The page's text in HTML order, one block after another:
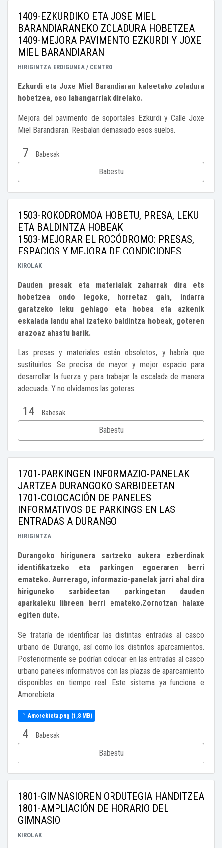
1409-EZKURDIKO ETA JOSE MIEL
BARANDIARANEKO ZOLADURA HOBETZEA
1409-MEJORA PAVIMENTO EZKURDI Y JOXE
MIEL BARANDIARAN
HIRIGINTZA ERDIGUNEA / CENTRO
Ezkurdi eta Joxe Miel Barandiaran kaleetako zoladura
hobetzea, oso labangarriak direlako.
Mejora del pavimento de soportales Ezkurdi y Calle Joxe
Miel Barandiaran. Resbalan demasiado esos suelos.
7 Babesak
Babestu
1503-ROKODROMOA HOBETU, PRESA, LEKU
ETA BALDINTZA HOBEAK
1503-MEJORAR EL ROCÓDROMO: PRESAS,
ESPACIOS Y MEJORA DE CONDICIONES
KIROLAK
Dauden presak eta materialak zaharrak dira ets
hobetzea ondo legoke, horretaz gain, indarra
garatzeko leku gehiago eta hobea eta azkenik
eskalada landu ahal izateko baldintza hobeak, goteren
arazoaz ahastu barik.
Las presas y materiales están obsoletos, y habría que
sustituirlos. Se precisa de mayor y mejor espacio para
desarrollar la fuerza y para trabajar la escalada de manera
adecuada. Y no olvidamos las goteras.
14 Babesak
Babestu
1701-PARKINGEN INFORMAZIO-PANELAK
JARTZEA DURANGOKO SARBIDEETAN
1701-COLOCACIÓN DE PANELES
INFORMATIVOS DE PARKINGS EN LAS
ENTRADAS A DURANGO
HIRIGINTZA
Durangoko hirigunera sartzeko aukera ezberdinak
identifikatzeko eta parkingen egoeraren berri
emateko. Aurrerago, informazio-panelak jarri ahal dira
hiriguneko sarbideetan parkingetan dauden
aparkaleku libreen berri emateko.Zornotzan halaxe
egiten dute.
Se trataría de identificar las distintas entradas al casco
urbano de Durango, así como los distintos aparcamientos.
Posteriormente se podrían colocar en las entradas al casco
urbano paneles informativos con las plazas de aparcamiento
disponibles en tiempo real. Este sistema ya funciona e
Amorebieta.
Amorebieta.png (1,8 MB)
4 Babesak
Babestu
1801-GIMNASIOREN ORDUTEGIA HANDITZEA
1801-AMPLIACIÓN DE HORARIO DEL
GIMNASIO
KIROLAK